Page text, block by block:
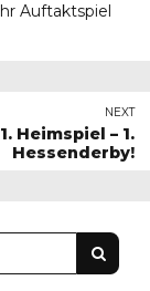
Auftaktspiel
NEXT
1. Heimspiel – 1.
Hessenderby!